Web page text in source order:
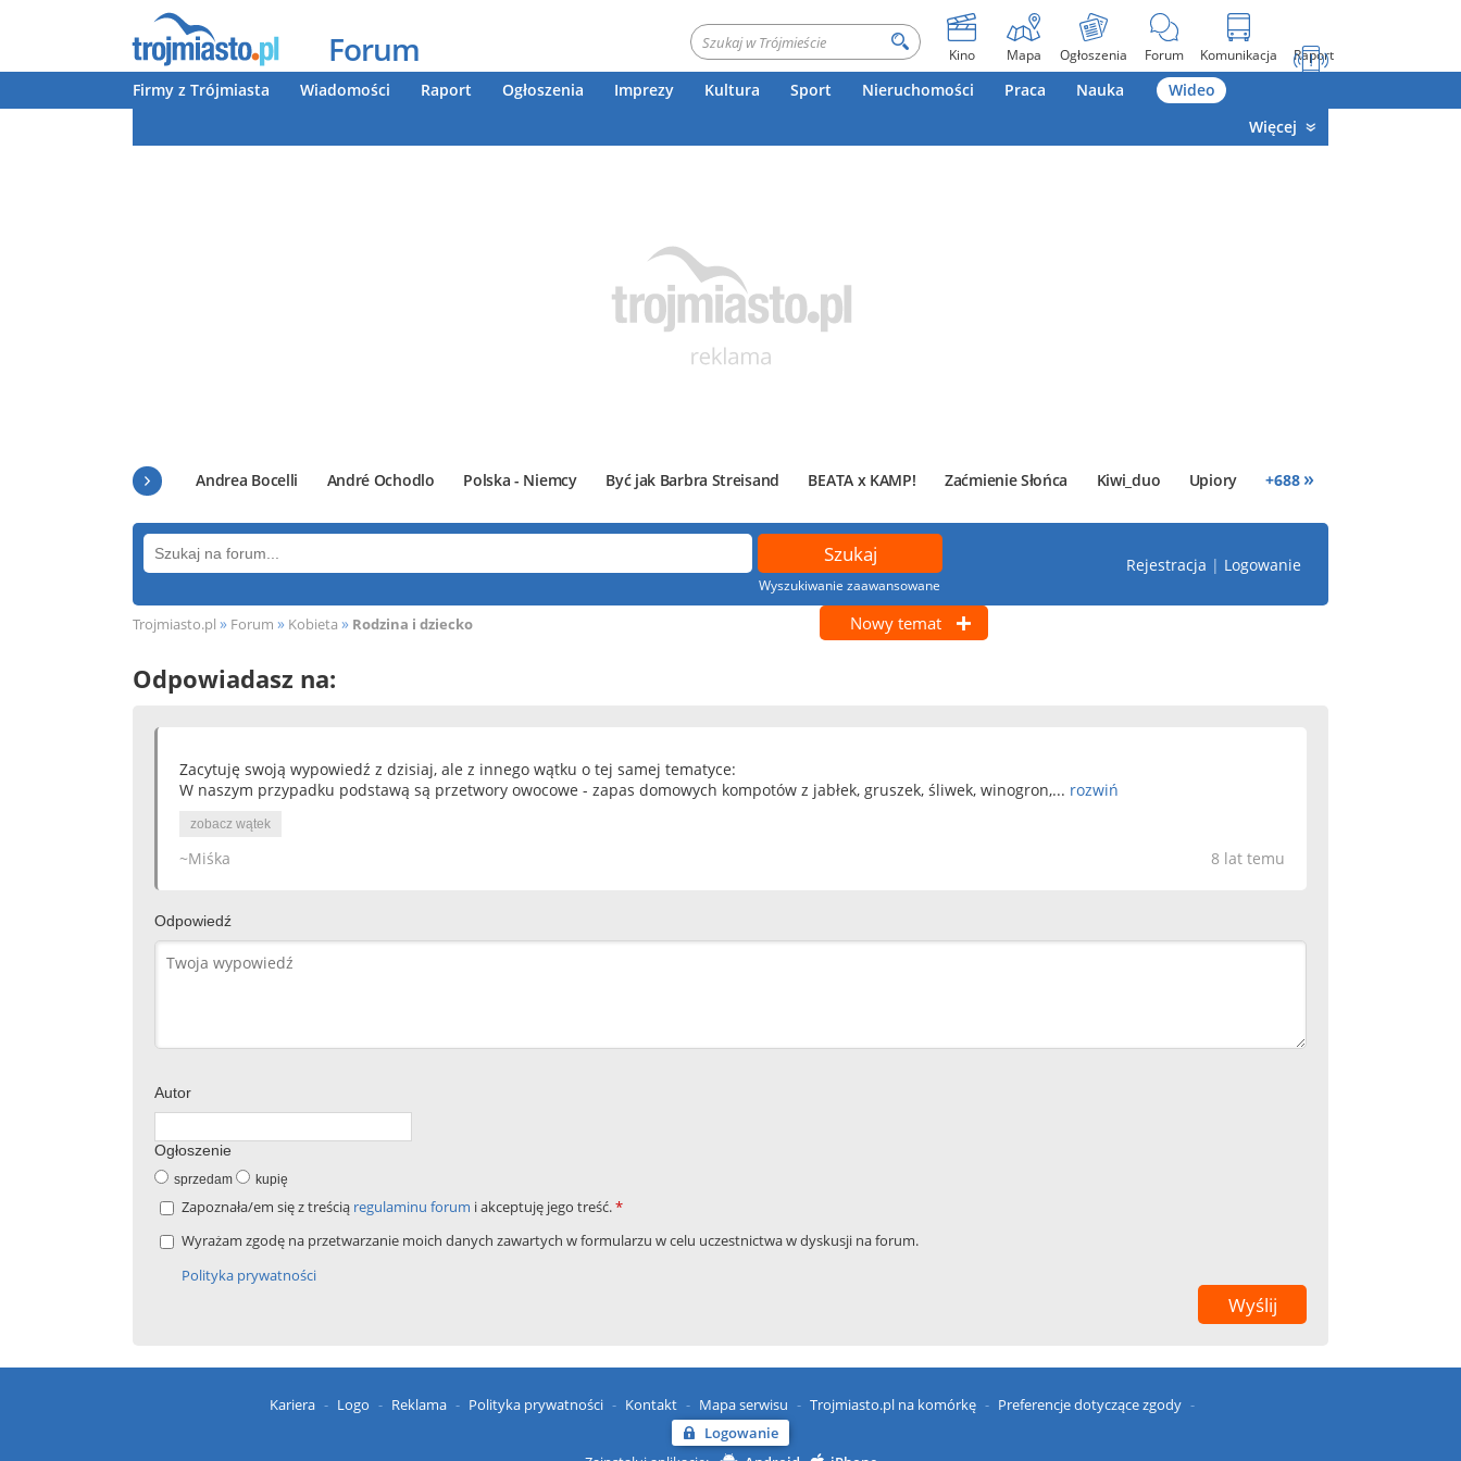
Forum Kino Mapa Ogłoszenia Forum Komunikacja Raport
Firmy z Trójmiasta Wiadomości Raport Ogłoszenia Imprezy Kultura Sport Nieruchomości Praca Nauka
Wideo
Więcej
Andrea Bocelli André Ochodlo Polska - Niemcy Być jak Barbra Streisand BEATA x KAMP! Zaćmienie Słońca Kiwi_duo Upiory +688 »
Wyszukiwanie zaawansowane
Rejestracja | Logowanie
Trojmiasto.pl » Forum » Kobieta » Rodzina i dziecko Nowy temat
Odpowiadasz na:
Zacytuję swoją wypowiedź z dzisiaj, ale z innego wątku o tej samej tematyce:
W naszym przypadku podstawą są przetwory owocowe - zapas domowych kompotów z jabłek, gruszek, śliwek, winogron,... rozwiń
zobacz wątek
8 lat temu
~Miśka
Odpowiedź
Autor
Ogłoszenie
sprzedam kupię
Zapoznała/em się z treścią regulaminu forum i akceptuję jego treść.*
Wyrażam zgodę na przetwarzanie moich danych zawartych w formularzu w celu uczestnictwa w dyskusji na forum.
Polityka prywatności
Kariera Logo Reklama Polityka prywatności Kontakt Mapa serwisu Trojmiasto.pl na komórkę
Preferencje dotyczące zgody
Logowanie